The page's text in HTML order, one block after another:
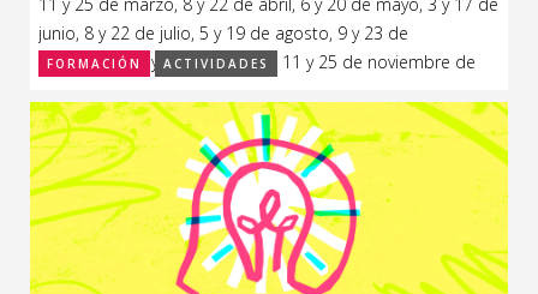
junio, 8 y 22 de julio, 5 y 19 de agosto, 9 y 23 de
septiembre, 7 y 21 de octubre, 11 y 25 de noviembre de
FORMACIÓN ACTIVIDADES